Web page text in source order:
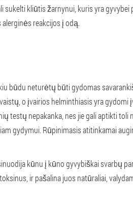
sukelti kliūtis žarnynui, kuris yra gyvybei
reakcijos į odą.
būdu neturėtų būti gydomas
o įvairios helminthiasis yra gydomi
testų nepakanka, nes jie gali aptikti toli
gydymui. Rūpinimasis atitinkamai
kūnu į kūno gyvybiškai svarbų
ir pašalina juos natūraliai,